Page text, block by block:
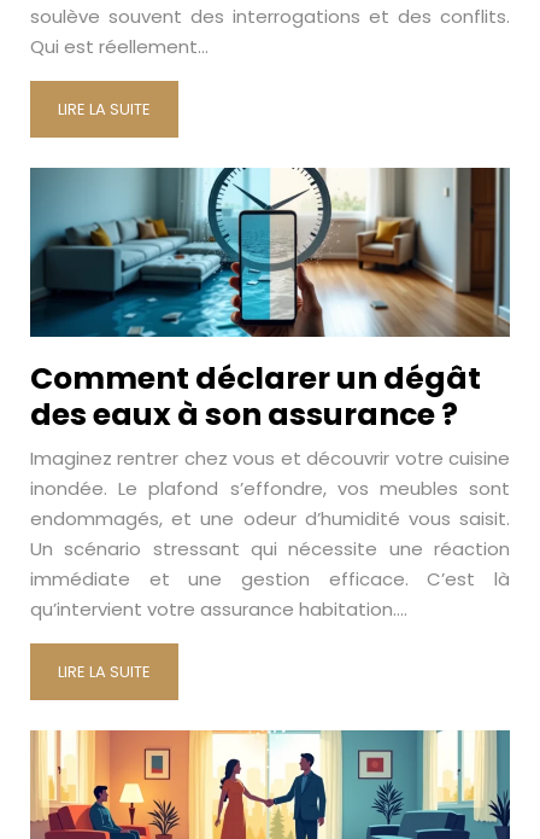
soulève souvent des interrogations et des conflits.
Qui est réellement…
LIRE LA SUITE
Comment déclarer un dégât
des eaux à son assurance ?
Imaginez rentrer chez vous et découvrir votre cuisine
inondée. Le plafond s’effondre, vos meubles sont
endommagés, et une odeur d’humidité vous saisit.
Un scénario stressant qui nécessite une réaction
immédiate et une gestion efficace. C’est là
qu’intervient votre assurance habitation….
LIRE LA SUITE